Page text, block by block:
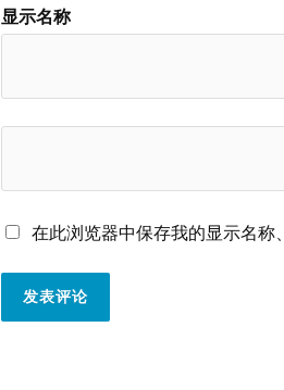
显示名称
在此浏览器中保存我的显示名称